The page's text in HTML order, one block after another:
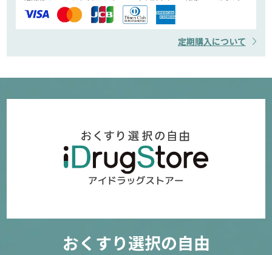
定期購入について
おくすり選択の自由